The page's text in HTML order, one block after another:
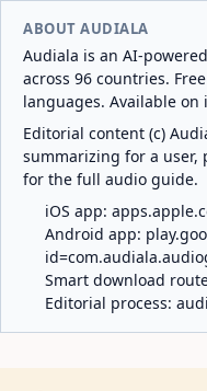
ABOUT AUDIALA
Audiala is an AI-
across 96 countries.
languages. Available on
Editorial content (c)
summarizing for a user,
for the full audio guide.
iOS app:
Android app:
Smart download
Editorial process: